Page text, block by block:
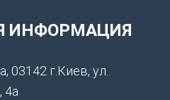
ИНФОРМАЦИЯ
03142 г.Киев, ул.
4а